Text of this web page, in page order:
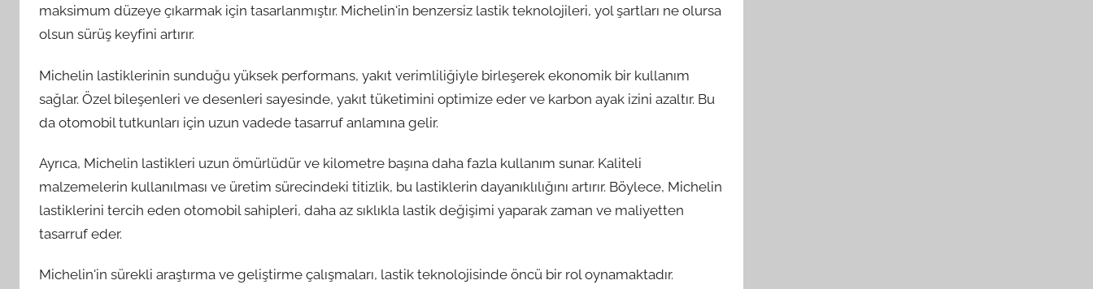
maksimum düzeye çıkarmak için tasarlanmıştır. Michelin'in benzersiz lastik teknolojileri, yol şartları ne olursa
olsun sürüş keyfini artırır.
Michelin lastiklerinin sunduğu yüksek performans, yakıt verimliliğiyle birleşerek ekonomik bir kullanım
sağlar. Özel bileşenleri ve desenleri sayesinde, yakıt tüketimini optimize eder ve karbon ayak izini azaltır. Bu
da otomobil tutkunları için uzun vadede tasarruf anlamına gelir.
Ayrıca, Michelin lastikleri uzun ömürlüdür ve kilometre başına daha fazla kullanım sunar. Kaliteli
malzemelerin kullanılması ve üretim sürecindeki titizlik, bu lastiklerin dayanıklılığını artırır. Böylece, Michelin
lastiklerini tercih eden otomobil sahipleri, daha az sıklıkla lastik değişimi yaparak zaman ve maliyetten
tasarruf eder.
Michelin'in sürekli araştırma ve geliştirme çalışmaları, lastik teknolojisinde öncü bir rol oynamaktadır.